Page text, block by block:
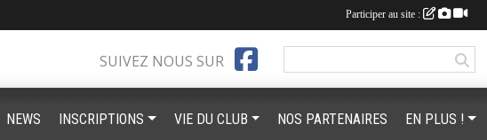
SUIVEZ NOUS SUR
NEWS INSCRIPTIONS VIE DU CLUB NOS PARTENAIRES EN PLUS !
Participer au site :